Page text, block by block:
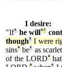
I desire:
"If¹ he willª°
though¹ I were
sinsª be¹ as
of the LORDª
ª ¹